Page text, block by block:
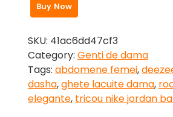
Buy Now
SKU: 41ac6dd47cf3
Category: Genti de dama
Tags: abdomene femei,
dasha,ghete lacuite dama,
elegante, tricou nike jordan